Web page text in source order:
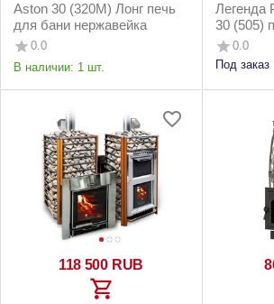
Aston 30 (320M) Лонг печь
для бани нержавейка
0.0
В наличии: 1 шт.
Легенда
30 (505)
бани
0.0
Под заказ
118 500 RUB